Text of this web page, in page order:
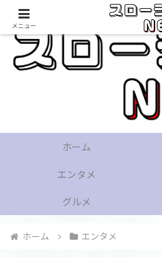
ホーム
エンタメ
グルメ
ホーム エンタメ
メニュー